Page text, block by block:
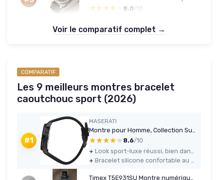
★★★★★
★★★★★ 8.0 /10
Voir le comparatif complet →
COMPARATIF
Les 9 meilleurs montres bracelet
caoutchouc sport (2026)
#1
MASERATI
★★★★★
★★★★★ 8.6/10
+
+